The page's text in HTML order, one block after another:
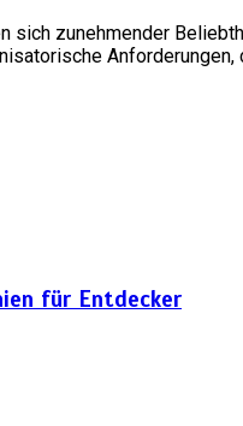
sich zunehmender
für Entdecker